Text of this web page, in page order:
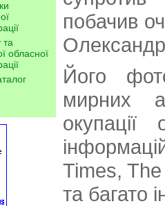
та
обласної
побачив
Його
мирних
окупації
Times,
та багато